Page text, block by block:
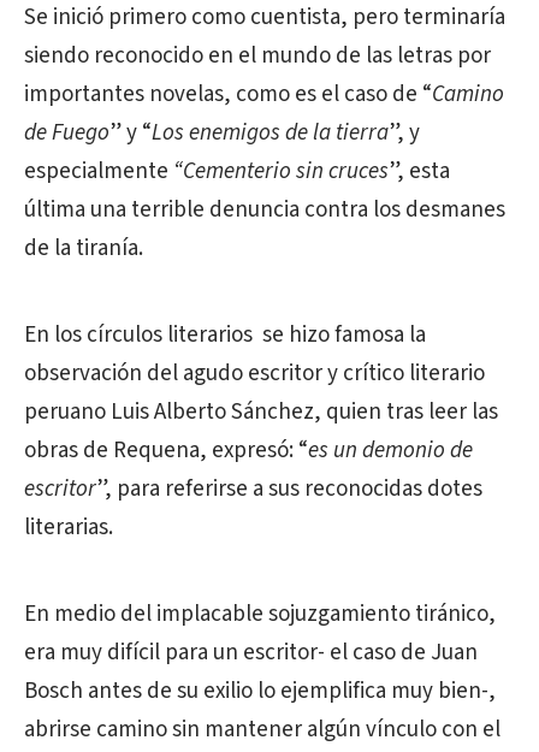
Se inició primero como cuentista, pero terminaría
siendo reconocido en el mundo de las letras por
importantes novelas, como es el caso de “Camino
de Fuego” y “Los enemigos de la tierra”, y
especialmente “Cementerio sin cruces”, esta
última una terrible denuncia contra los desmanes
de la tiranía.
En los círculos literarios se hizo famosa la
observación del agudo escritor y crítico literario
peruano Luis Alberto Sánchez, quien tras leer las
obras de Requena, expresó: “es un demonio de
escritor”, para referirse a sus reconocidas dotes
literarias.
En medio del implacable sojuzgamiento tiránico,
era muy difícil para un escritor- el caso de Juan
Bosch antes de su exilio lo ejemplifica muy bien-,
abrirse camino sin mantener algún vínculo con el